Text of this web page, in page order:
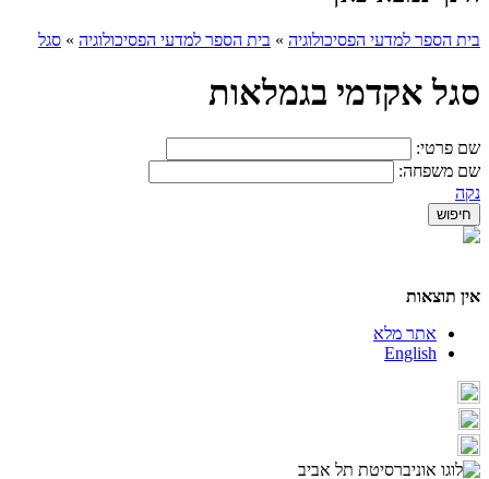
בית הספר למדעי הפסיכולוגיה » בית הספר למדעי הפסיכולוגיה » סגל
סגל אקדמי בגמלאות
שם פרטי:
שם משפחה:
נקה
אין תוצאות
אתר מלא
English